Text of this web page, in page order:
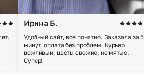
Ирина Б.
Удобный сайт, все понятно. Заказала за 5
минут, оплата без проблем. Курьер
вежливый, цветы свежие, не мятые.
Супер!